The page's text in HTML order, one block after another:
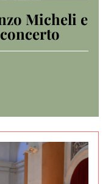
Micheli e